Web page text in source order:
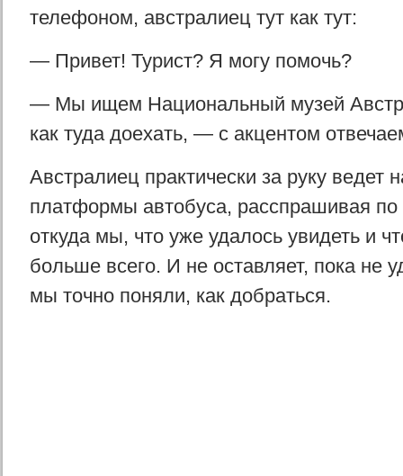
телефоном, австралиец тут как тут:
— Привет! Турист? Я могу помочь?
— Мы ищем Национальный музей
как туда доехать, — с акцентом
Австралиец практически за руку ведет
платформы автобуса, расспрашивая по
откуда мы, что уже удалось увидеть и
больше всего. И не оставляет, пока не
мы точно поняли, как добраться.